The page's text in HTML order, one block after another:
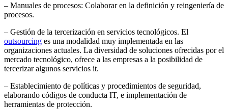
– Manuales de procesos: Colaborar en la definición y reingeniería de
procesos.
– Gestión de la tercerización en servicios tecnológicos. El
outsourcing es una modalidad muy implementada en las
organizaciones actuales. La diversidad de soluciones ofrecidas por el
mercado tecnológico, ofrece a las empresas a la posibilidad de
tercerizar algunos servicios it.
– Establecimiento de políticas y procedimientos de seguridad,
elaborando códigos de conducta IT, e implementación de
herramientas de protección.